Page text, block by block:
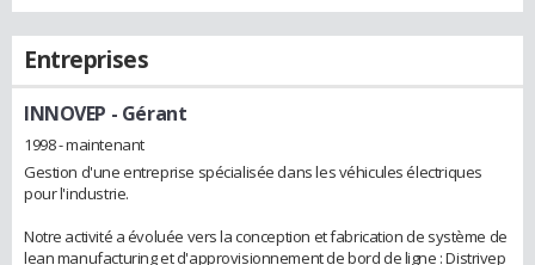
Entreprises
INNOVEP - Gérant
1998 - maintenant
Gestion d'une entreprise spécialisée dans les véhicules électriques
pour l'industrie.
Notre activité a évoluée vers la conception et fabrication de système de
lean manufacturing et d'approvisionnement de bord de ligne : Distrivep